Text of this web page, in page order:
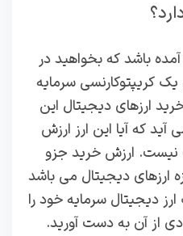
باشد که بخواهید در
یک کریپتوکارنسی سرمایه
ارزهای دیجیتال این
که آیا این ارز ارزش
نیست. ارزش خرید جزو
ارزهای دیجیتال می باشد
دیجیتال سرمایه خود را
از آن به دست آورید.